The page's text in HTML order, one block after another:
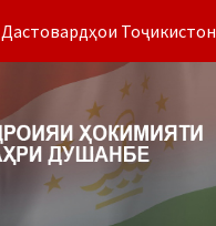
Дастовардҳои Тоҷикистон